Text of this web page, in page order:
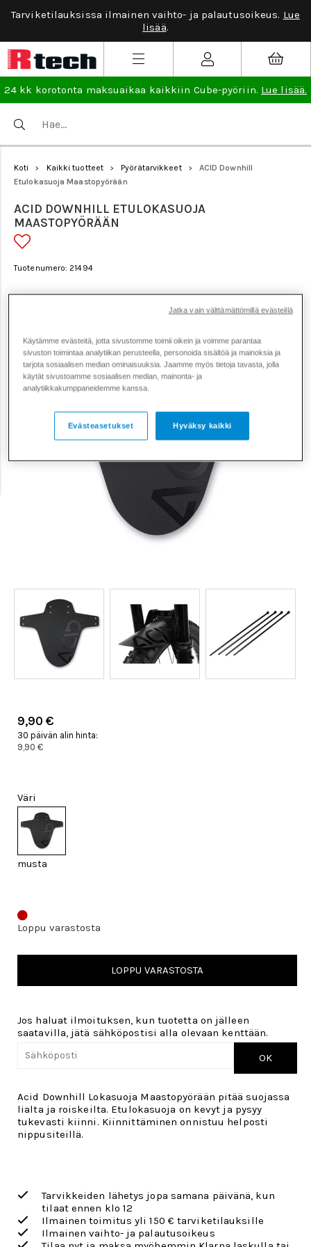
Tarviketilauksissa ilmainen vaihto- ja palautusoikeus. Lue
lisää.
24 kk korotonta maksuaikaa kaikkiin Cube-pyöriin. Lue lisää.
Koti > Kaikki tuotteet > Pyörätarvikkeet >
ACID Downhill
Etulokasuoja Maastopyörään
ACID DOWNHILL ETULOKASUOJA
MAASTOPYÖRÄÄN
Tuotenumero: 21494
9,90 €
30 päivän alin hinta:
9,90 €
Väri
musta
Loppu varastosta
LOPPU VARASTOSTA
Jos haluat ilmoituksen, kun tuotetta on jälleen
saatavilla, jätä sähköpostisi alla olevaan kenttään.
OK
Acid Downhill Lokasuoja Maastopyörään pitää suojassa
lialta ja roiskeilta. Etulokasuoja on kevyt ja pysyy
tukevasti kiinni. Kiinnittäminen onnistuu helposti
nippusiteillä.
Tarvikkeiden lähetys jopa samana päivänä, kun
tilaat ennen klo 12
Ilmainen toimitus yli 150 € tarviketilauksille
Ilmainen vaihto- ja palautusoikeus
Käytämme evästeitä, jotta sivustomme toimii oikein ja voimme parantaa
sivuston toimintaa analytiikan perusteella, personoida sisältöä ja mainoksia ja
tarjota sosiaalisen median ominaisuuksia. Jaamme myös tietoja tavasta, jolla
käytät sivustoamme sosiaalisen median, mainonta- ja
analytiikkakumppaneidemme kanssa.
Hyväksy kaikki
Evästeasetukset
Jatka vain välttämättömillä evästeillä